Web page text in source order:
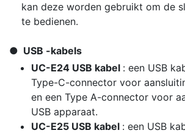
kan deze worden gebruikt om de
te bedienen.
USB -kabels
UC-E24 USB kabel : een USB
Type-C-connector voor
en een Type A-connector voor
USB apparaat.
UC-E25 USB kabel : een USB